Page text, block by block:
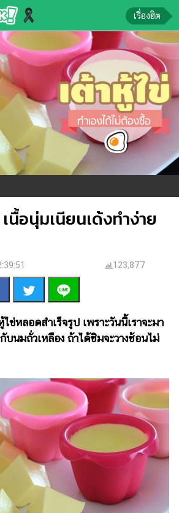
เรื่องฮิต
นื้อนุ่มเนียนเด้งทำง่าย
123,877
หลอดสำเร็จรูป เพราะวันนี้เราจะมา
บนมถั่วเหลือง ถ้าได้ชิมจะวางช้อนไม่